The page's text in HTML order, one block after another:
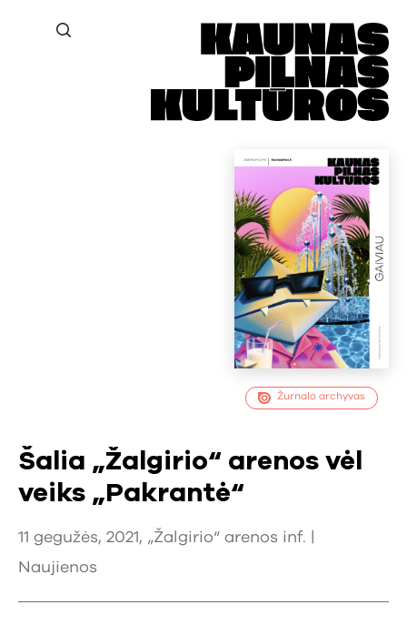
Žurnalo archyvas
Šalia „Žalgirio“ arenos vėl
veiks „Pakrantė“
11 gegužės, 2021, „Žalgirio“ arenos inf. |
Naujienos